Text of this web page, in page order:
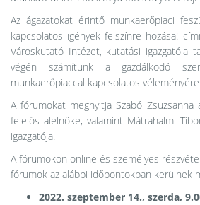
Az ágazatokat érintő munkaerőpiaci
kapcsolatos igények felszínre hozása!
Városkutató Intézet, kutatási igazgatója
végén számítunk a gazdálkodó
munkaerőpiaccal kapcsolatos
A fórumokat megnyitja Szabó Zsuzsanna
felelős alelnöke, valamint Mátrahalmi
igazgatója.
A fórumokon online és személyes
fórumok az alábbi időpontokban kerülnek
2022. szeptember 14., szerda,